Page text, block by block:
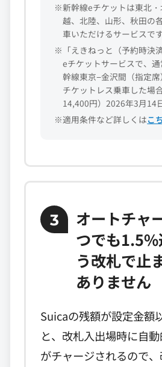
※新幹線eチケットは東北・
越、北陸、山形、秋田の
車いただけるサービスです
※「えきねっと（予約時決
eチケットサービスで、
幹線東京−金沢間（指定席
チケットレス乗車した場
14,400円）2026年3月14
※適用条件など詳しくはこ
3
オートチャ
つでも1.5%
う改札で止
ありません
Suicaの残額が設定金額
と、改札入出場時に自
がチャージされるので